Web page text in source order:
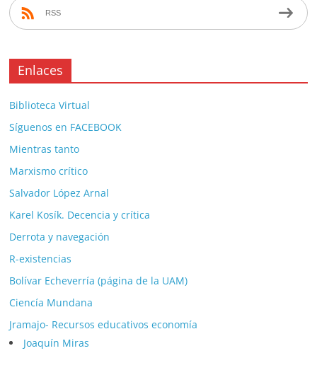
RSS
Enlaces
Biblioteca Virtual
Síguenos en FACEBOOK
Mientras tanto
Marxismo crítico
Salvador López Arnal
Karel Kosík. Decencia y crítica
Derrota y navegación
R-existencias
Bolívar Echeverría (página de la UAM)
Ciencía Mundana
Jramajo- Recursos educativos economía
Joaquín Miras